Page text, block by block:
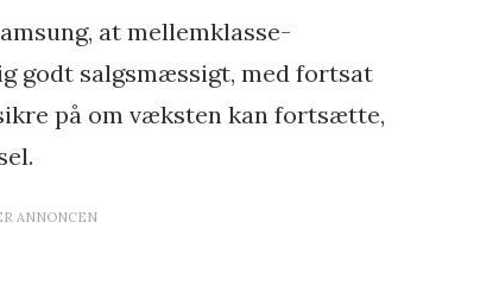
at mellemklasse-
godt salgsmæssigt, med fortsat
på om væksten kan fortsætte,
ANNONCEN